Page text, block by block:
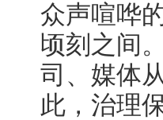
众声喧哗
顷刻之间
司、媒体
此，治理